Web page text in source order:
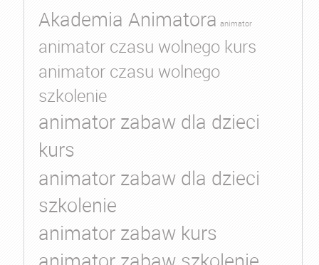
Akademia Animatora animator
animator czasu wolnego kurs
animator czasu wolnego
szkolenie
animator zabaw dla dzieci
kurs
animator zabaw dla dzieci
szkolenie
animator zabaw kurs